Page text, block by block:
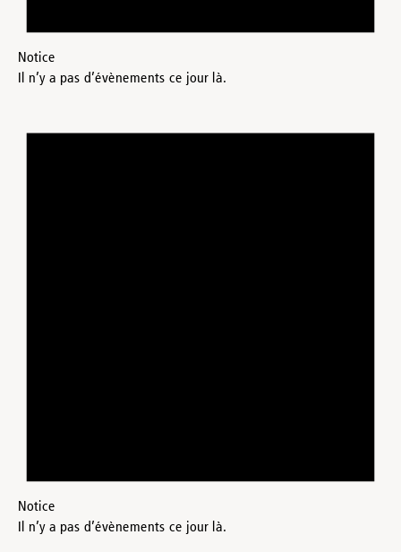
Notice
Il n’y a pas d’évènements ce jour là.
Notice
Il n’y a pas d’évènements ce jour là.